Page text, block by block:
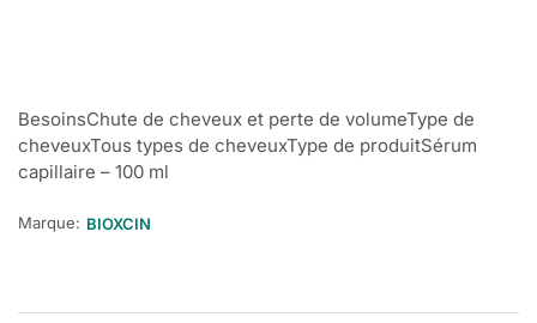
BesoinsChute de cheveux et perte de volumeType de
cheveuxTous types de cheveuxType de produitSérum
capillaire – 100 ml
Marque: BIOXCIN